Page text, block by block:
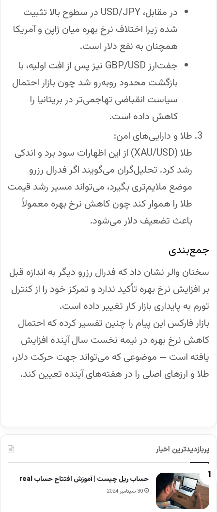
در مقابل، USD/JPY در سطوح بالا تثبیت
شده زیرا اختلاف نرخ بهره میان ژاپن و آمریکا
همچنان به نفع دلار است.
جفت‌ارز GBP/USD نیز پس از افت اولیه، با
بازگشت محدود روبه‌رو شد چون بازار احتمال
سیاست انقباضی تهاجمی‌تر در بریتانیا را
کاهش داده است.
طلا و دارایی‌های امن:
طلا (XAU/USD) از این اظهارات سود برد و اندکی
رشد کرد. تحلیل‌گران می‌گویند اگر فدرال رزرو
موضع ملایم‌تری بگیرد، می‌تواند مسیر رشد قیمت
طلا را هموار کند چون کاهش نرخ بهره معمولاً
باعث تضعیف دلار می‌شود.
جمع‌بندی
سخنان والر نشان داد که فدرال رزرو دیگر به اندازه قبل
بر افزایش نرخ بهره تأکید ندارد و تمرکز خود را از کنترل
تورم به پایداری بازار کار تغییر داده است.
بازار فارکس این پیام را چنین تفسیر کرده که احتمال
کاهش نرخ بهره در نیمه نخست سال آینده افزایش
یافته است — موضوعی که می‌تواند جهت حرکت دلار،
طلا و ارزهای اصلی را در هفته‌های آینده تعیین کند.
پربازدیدترین اخبار
حساب ریل چیست | آموزش افتتاح حساب real
30 سپتامبر 2024